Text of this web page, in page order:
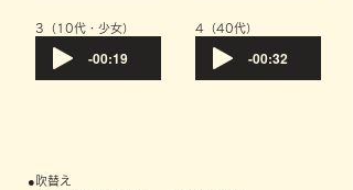
​3（10代・少女） ​4（40代）
-00:19 -00:32
●吹替え